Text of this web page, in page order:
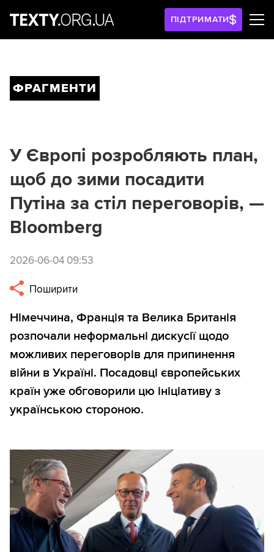
ПІДТРИМАТИ
ФРАГМЕНТИ
У Європі розробляють план,
щоб до зими посадити
Путіна за стіл переговорів, —
Bloomberg
2026-06-04 09:53
Поширити
Німеччина, Франція та Велика Британія
розпочали неформальні дискусії щодо
можливих переговорів для припинення
війни в Україні. Посадовці європейських
країн уже обговорили цю ініціативу з
українською стороною.